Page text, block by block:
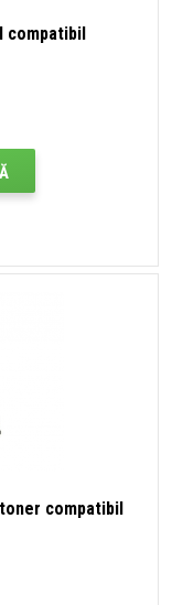
compatibil
compatibil